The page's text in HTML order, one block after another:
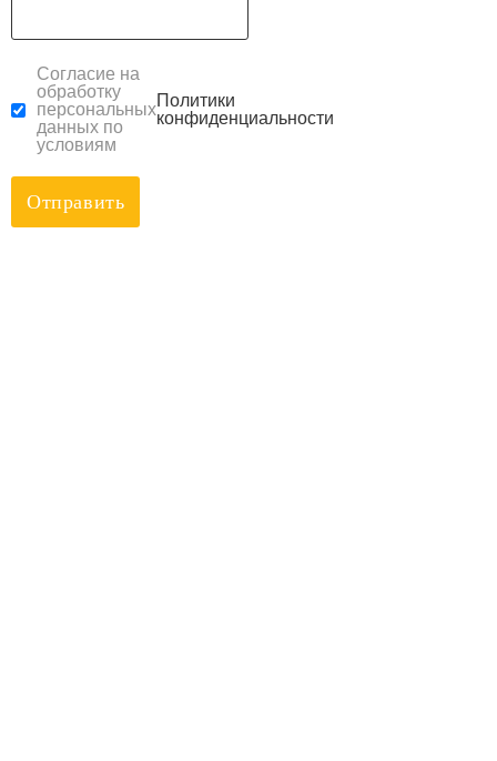
Согласие на
обработку
персональных
данных по
условиям
Политики
конфиденциальности